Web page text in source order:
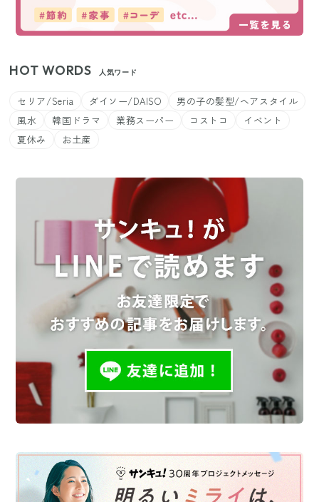
HOT WORDS 人気ワード
セリア/Seria ダイソー/DAISO
男の子の髪型/ヘアスタイル
風水
韓国ドラマ 業務スーパー コストコ
イベント
夏休み
お土産